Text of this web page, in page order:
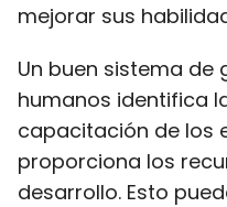
mejorar sus
Un buen sistema de
humanos identifica
capacitación de los
proporciona los
desarrollo. Esto